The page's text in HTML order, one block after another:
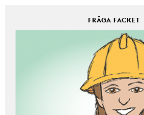
FRÅGA FACKET